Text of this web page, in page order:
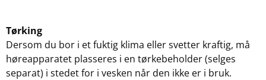
Tørking
Dersom du bor i et fuktig klima eller svetter kraftig, må
høreapparatet plasseres i en tørkebeholder (selges
separat) i stedet for i vesken når den ikke er i bruk.